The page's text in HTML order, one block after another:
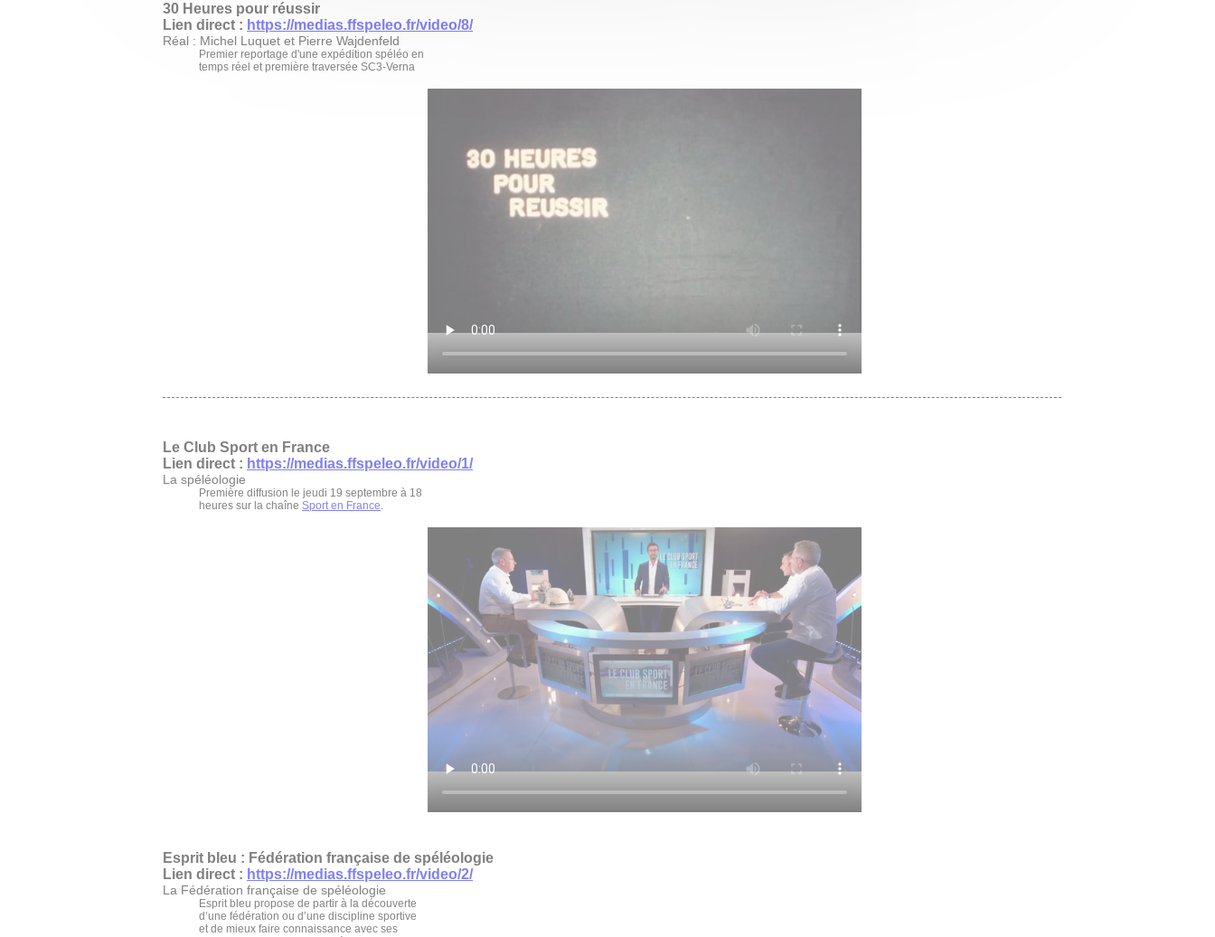
30 Heures pour réussir
Lien direct : https://medias.ffspeleo.fr/video/8/
Réal : Michel Luquet et Pierre Wajdenfeld
Premier reportage d'une expédition spéléo en
temps réel et première traversée SC3-Verna
Le Club Sport en France
Lien direct : https://medias.ffspeleo.fr/video/1/
La spéléologie
Première diffusion le jeudi 19 septembre à 18
heures sur la chaîne Sport en France.
Esprit bleu : Fédération française de spéléologie
Lien direct : https://medias.ffspeleo.fr/video/2/
La Fédération française de spéléologie
Esprit bleu propose de partir à la découverte
d’une fédération ou d’une discipline sportive
et de mieux faire connaissance avec ses